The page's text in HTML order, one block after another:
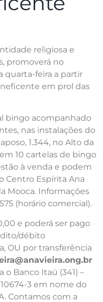
religiosa e
promoverá no
quarta-feira a partir
em prol das
bingo acompanhado
nas instalações do
1.344, no Alto da
10 cartelas de bingo
à venda e podem
Centro Espírita Ana
Mooca. Informações
(horário comercial).
e poderá ser pago
débito
OU por transferência
o Banco Itaú (341) –
3 em nome do
Contamos com a